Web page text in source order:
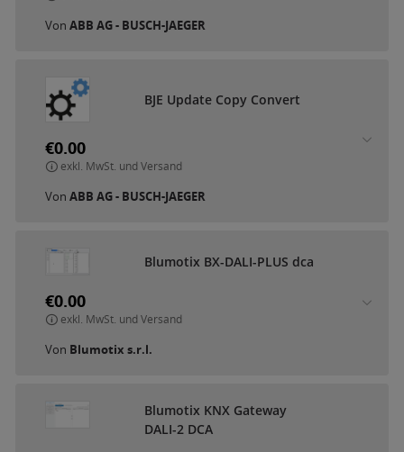
Von ABB AG - BUSCH-JAEGER
BJE Update Copy Convert
€0.00
exkl. MwSt. und Versand
Von ABB AG - BUSCH-JAEGER
Blumotix BX-DALI-PLUS dca
€0.00
exkl. MwSt. und Versand
Von Blumotix s.r.l.
Blumotix KNX Gateway
DALI-2 DCA